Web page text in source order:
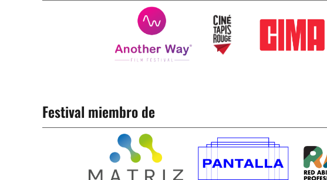
Festival miembro de